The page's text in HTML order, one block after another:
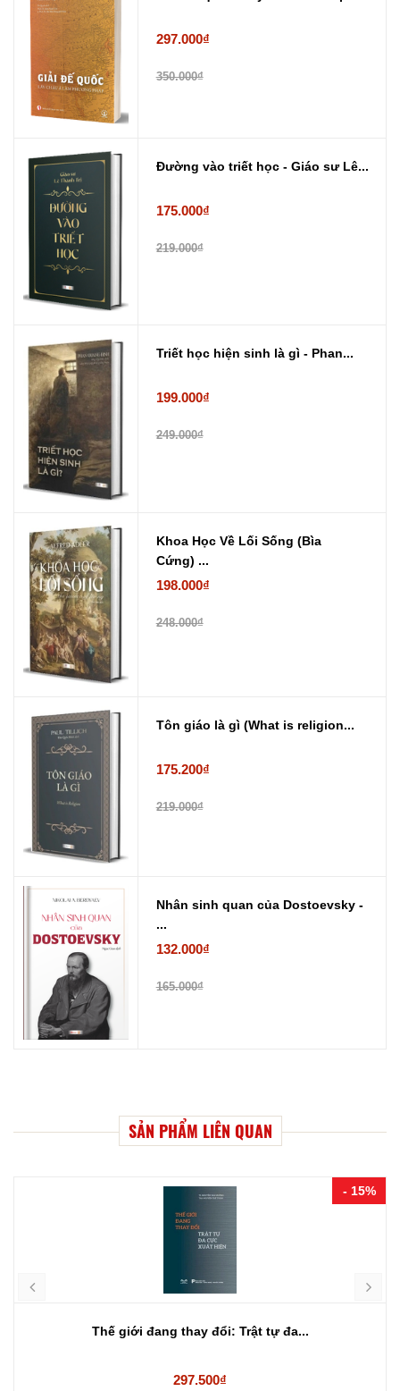
297.000₫
350.000₫
Đường vào triết học - Giáo sư Lê...
175.000₫
219.000₫
Triết học hiện sinh là gì - Phan...
199.000₫
249.000₫
Khoa Học Về Lối Sống (Bìa
Cứng) ...
198.000₫
248.000₫
Tôn giáo là gì (What is religion...
175.200₫
219.000₫
Nhân sinh quan của Dostoevsky -
...
132.000₫
165.000₫
SẢN PHẨM LIÊN QUAN
- 15%
Thế giới đang thay đổi: Trật tự đa...
297.500₫